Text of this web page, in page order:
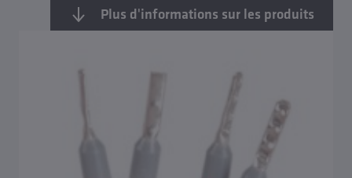
Plus d'informations sur les produits